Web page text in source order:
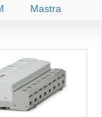
Mastra